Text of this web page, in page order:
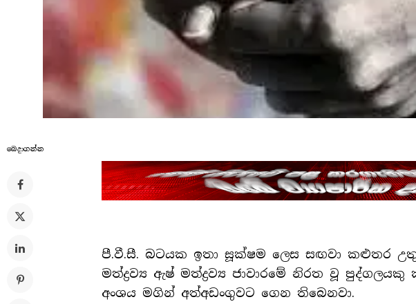
බෙදාගන්​න
පී.වී.සී. බටයක ඉතා සූක්ෂම ලෙස සඟවා කළුතර
මත්ද්‍රව්‍ය ඇෂ් මත්ද්‍රව්‍ය ජාවාරමේ නිරත වූ
අංශය මගින් අත්අඩංගුවට ගෙන තිබෙනවා.